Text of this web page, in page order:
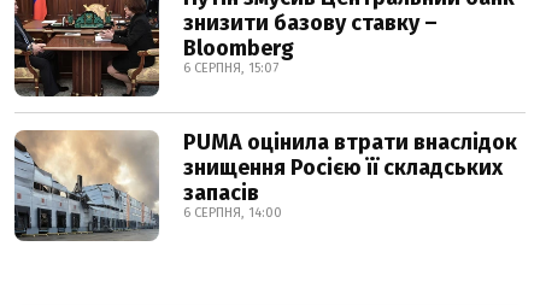
знизити базову ставку –
Bloomberg
6 СЕРПНЯ, 15:07
PUMA оцінила втрати внаслідок
знищення Росією її складських
запасів
6 СЕРПНЯ, 14:00